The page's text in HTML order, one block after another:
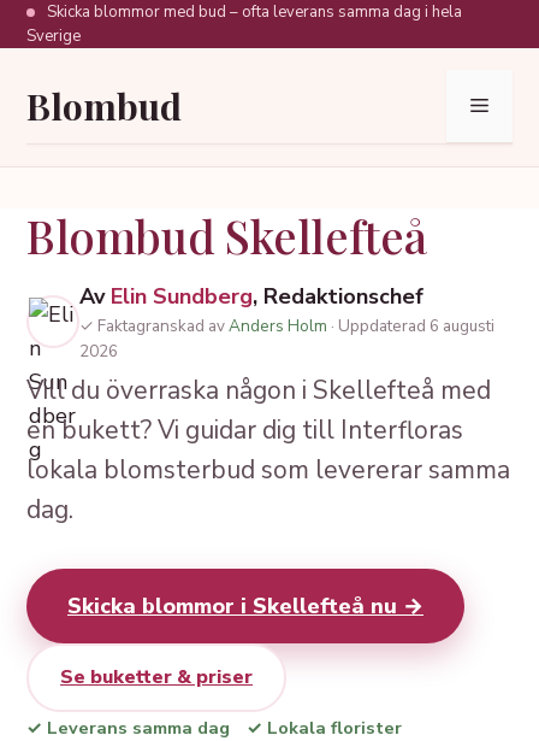
Hoppa
till
Skicka blommor med bud – ofta leverans samma dag i hela
Sverige
Blombud Meny
Blombud Skellefteå
Av Elin Sundberg, Redaktionschef
✓ Faktagranskad avAnders Holm · Uppdaterad 6 augusti
2026
Vill du överraska någon i Skellefteå med
en bukett? Vi guidar dig till Interfloras
lokala blomsterbud som levererar samma
dag.
Skicka blommor i Skellefteå nu →
Se buketter & priser
✓ Leverans samma dag
✓ Lokala florister